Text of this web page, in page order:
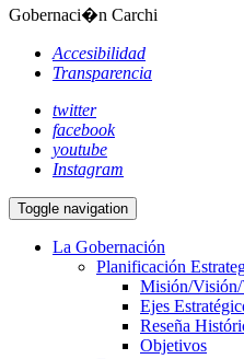
Gobernaci�n Carchi
Accesibilidad
Transparencia
twitter
facebook
youtube
Instagram
Toggle navigation
La Gobernación
Planificación
Misión/Visión/
Ejes
Reseña
Objetivos